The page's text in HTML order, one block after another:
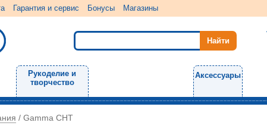
Гарантия и сервис Бонусы Магазины
Рукоделие и
творчество
Аксессуары
/ Gamma CHT